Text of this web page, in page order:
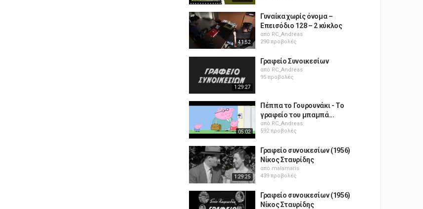
41:52
Γυναίκα χωρίς όνομα –
Επεισόδιο 128 – 2 κύκλος
από RC_Andreas
290 προβολές
1:29:27
Γραφείο Συνοικεσίων
από RC_Andreas
95 προβολές
05:02
Πέππα το Γουρουνάκι - Το
γραφείο του μπαμπά...
από RC_Andreas
592 προβολές
1:29:25
Γραφείο συνοικεσίων (1956)
Νίκος Σταυρίδης
από malamaris
439 προβολές
Γραφείο συνοικεσίων (1956)
Νίκος Σταυρίδης